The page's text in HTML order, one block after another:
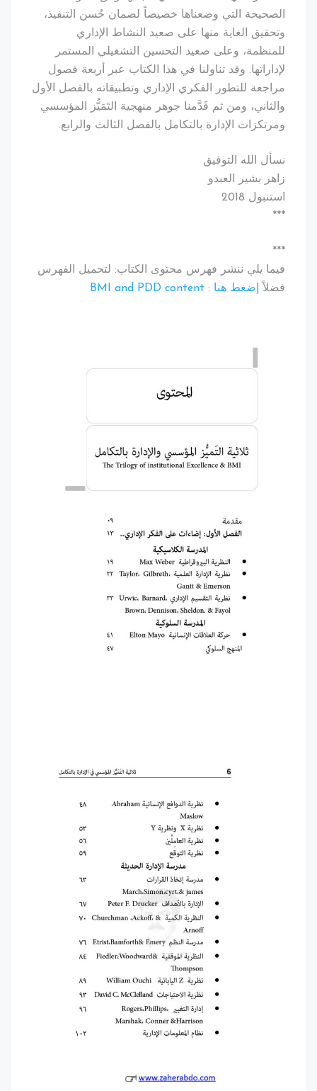
الصحيحة التي وضعناها خصيصاً لضمان حُسن التنفيذ،
وتحقيق الغاية منها على صعيد النشاط الإداري
للمنظمة، وعلى صعيد التحسين التشغيلي المستمر
لإداراتها. وقد تناولنا في هذا الكتاب عبر أربعة فصول
مراجعة للتطور الفكري الإداري وتطبيقاته بالفصل الأول
والثاني، ومن ثم قَدَّمنا جوهر منهجية التَمَيُّز المؤسسي
ومرتكزات الإدارة بالتكامل بالفصل الثالث والرابع.
نسأل الله التوفيق
زاهر بشير العبدو
استنبول 2018
***
***
فيما يلي ننشر فهرس محتوى الكتاب: لتحميل الفهرس
فضلاً
إضغط هنا :
BMI and PDD content